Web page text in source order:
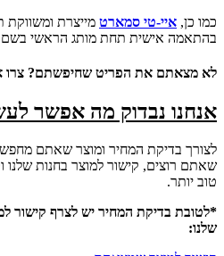
כמו כן, איי-טי סמארט מייצרת ומשווקת
בהתאמה אישית תחת מותג הראשי בשם
לא מצאתם את הפריט שחיפשתם? צרו
אנחנו נבדוק מה אפשר
לצורך בדיקת המחיר ומוצר שאתם
שאתם רוצים, קישור למוצר בחנות שלנו
טוב יותר.
*לטובת בדיקת המחיר יש לצרף קישור
שלנו: